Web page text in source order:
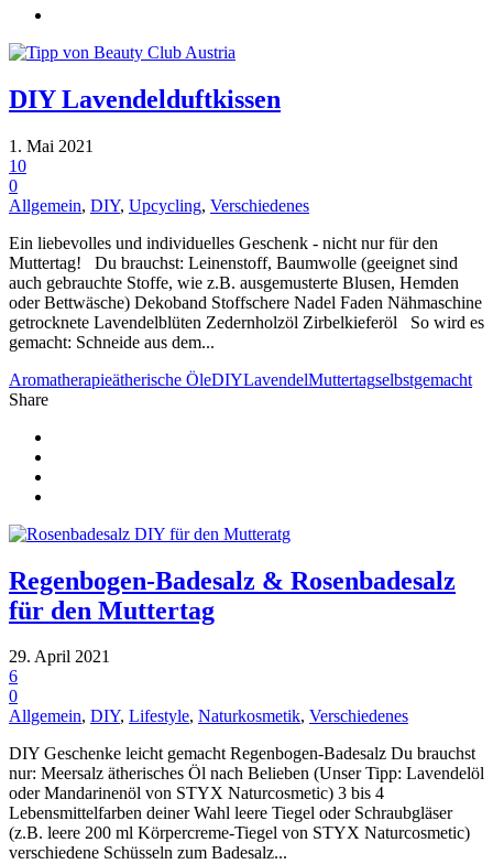
DIY Lavendelduftkissen
1. Mai 2021
10
0
Allgemein, DIY, Upcycling, Verschiedenes
Ein liebevolles und individuelles Geschenk - nicht nur für den
Muttertag! Du brauchst: Leinenstoff, Baumwolle (geeignet sind
auch gebrauchte Stoffe, wie z.B. ausgemusterte Blusen, Hemden
oder Bettwäsche) Dekoband Stoffschere Nadel Faden Nähmaschine
getrocknete Lavendelblüten Zedernholzöl Zirbelkieferöl So wird es
gemacht: Schneide aus dem...
Aromatherapieätherische ÖleDIYLavendelMuttertagselbstgemacht
Share
Regenbogen-Badesalz & Rosenbadesalz
für den Muttertag
29. April 2021
6
0
Allgemein, DIY, Lifestyle, Naturkosmetik, Verschiedenes
DIY Geschenke leicht gemacht Regenbogen-Badesalz Du brauchst
nur: Meersalz ätherisches Öl nach Belieben (Unser Tipp: Lavendelöl
oder Mandarinenöl von STYX Naturcosmetic) 3 bis 4
Lebensmittelfarben deiner Wahl leere Tiegel oder Schraubgläser
(z.B. leere 200 ml Körpercreme-Tiegel von STYX Naturcosmetic)
verschiedene Schüsseln zum Badesalz...